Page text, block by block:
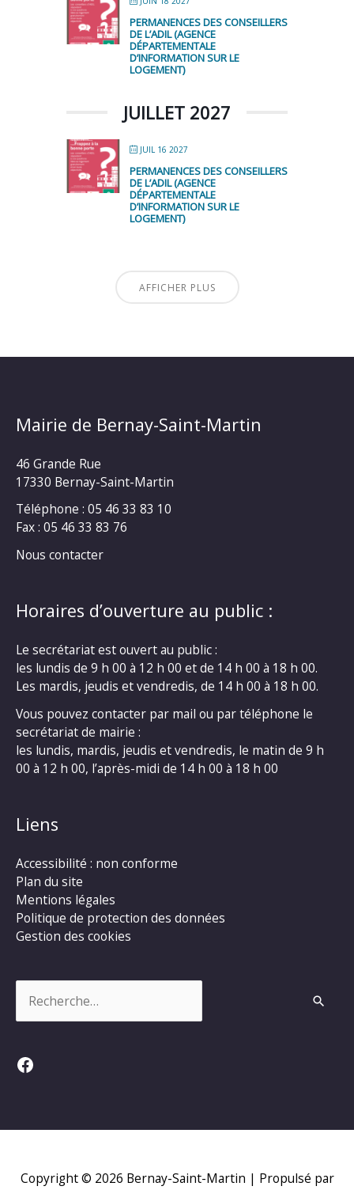
PERMANENCES DES CONSEILLERS
DE L’ADIL (AGENCE
DÉPARTEMENTALE
D’INFORMATION SUR LE
LOGEMENT)
JUILLET 2027
JUIL 16 2027
PERMANENCES DES CONSEILLERS
DE L’ADIL (AGENCE
DÉPARTEMENTALE
D’INFORMATION SUR LE
LOGEMENT)
AFFICHER PLUS
Mairie de Bernay-Saint-Martin
46 Grande Rue
17330 Bernay-Saint-Martin
Téléphone : 05 46 33 83 10
Fax : 05 46 33 83 76
Nous contacter
Horaires d’ouverture au public :
Le secrétariat est ouvert au public :
les lundis de 9 h 00 à 12 h 00 et de 14 h 00 à 18 h 00.
Les mardis, jeudis et vendredis, de 14 h 00 à 18 h 00.
Vous pouvez contacter par mail ou par téléphone le
secrétariat de mairie :
les lundis, mardis, jeudis et vendredis, le matin de 9 h
00 à 12 h 00, l’après-midi de 14 h 00 à 18 h 00
Liens
Accessibilité : non conforme
Plan du site
Mentions légales
Politique de protection des données
Gestion des cookies
Facebook
Copyright © 2026 Bernay-Saint-Martin | Propulsé par